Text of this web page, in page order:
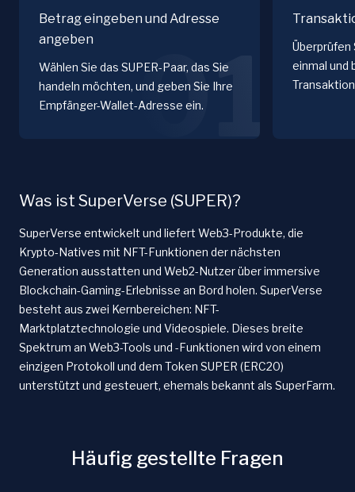
Betrag eingeben und Adresse
angeben
Wählen Sie das SUPER-Paar, das Sie
handeln möchten, und geben Sie Ihre
Empfänger-Wallet-Adresse ein.
01
Überprüfen
einmal und
Was ist SuperVerse (SUPER)?
SuperVerse entwickelt und liefert Web3-Produkte, die
Krypto-Natives mit NFT-Funktionen der nächsten
Generation ausstatten und Web2-Nutzer über immersive
Blockchain-Gaming-Erlebnisse an Bord holen. SuperVerse
besteht aus zwei Kernbereichen: NFT-
Marktplatztechnologie und Videospiele. Dieses breite
Spektrum an Web3-Tools und -Funktionen wird von einem
einzigen Protokoll und dem Token SUPER (ERC20)
unterstützt und gesteuert, ehemals bekannt als SuperFarm.
Häufig gestellte Fragen